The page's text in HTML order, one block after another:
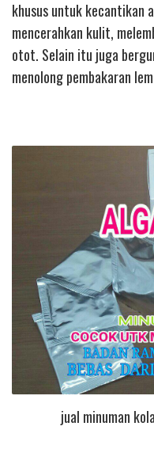
khusus untuk kecantikan
mencerahkan kulit,
otot. Selain itu juga
menolong pembakaran
jual minuman